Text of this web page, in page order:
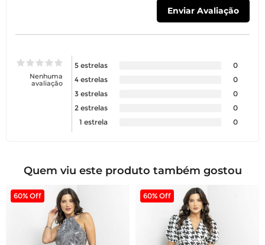
Nenhuma
avaliação
5 estrelas
0
4 estrelas
0
3 estrelas
0
2 estrelas
0
1 estrela
0
Quem viu este produto também gostou
60% Off 60% Off